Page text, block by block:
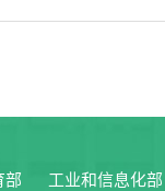
部
工业和信息化部